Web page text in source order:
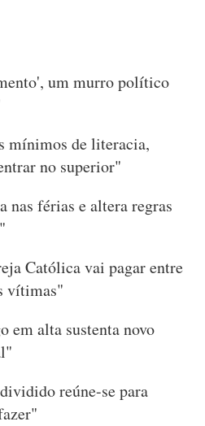
um murro político
mínimos de literacia,
no superior"
nas férias e altera regras
Católica vai pagar entre
vítimas"
em alta sustenta novo
reúne-se para